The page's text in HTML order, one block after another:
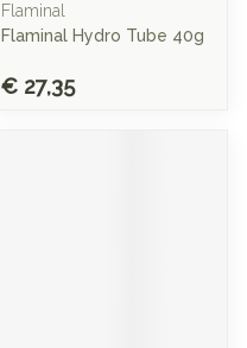
Flaminal
Flaminal Hydro Tube 40g
€ 27,35